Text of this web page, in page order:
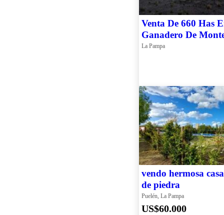
Venta De 660 Has
Ganadero De
Caza. Doble
La Pampa
vendo hermosa
de piedra
Puelén, La Pampa
US$60.000